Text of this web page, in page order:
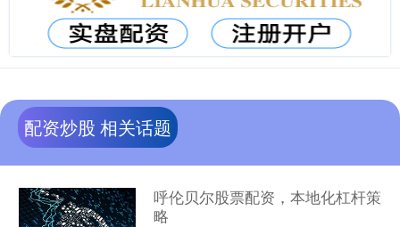
配资炒股 相关话题
呼伦贝尔股票配资，本地化杠杆策
略